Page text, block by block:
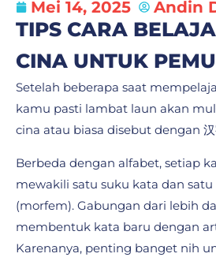
Mei 14, 2025 Andin
TIPS CARA
CINA UNTUK
Setelah beberapa saat
kamu pasti lambat laun akan
cina atau biasa disebut dengan
Berbeda dengan alfabet, setiap
mewakili satu suku kata dan
(morfem). Gabungan dari lebih
membentuk kata baru dengan
Karenanya, penting banget nih